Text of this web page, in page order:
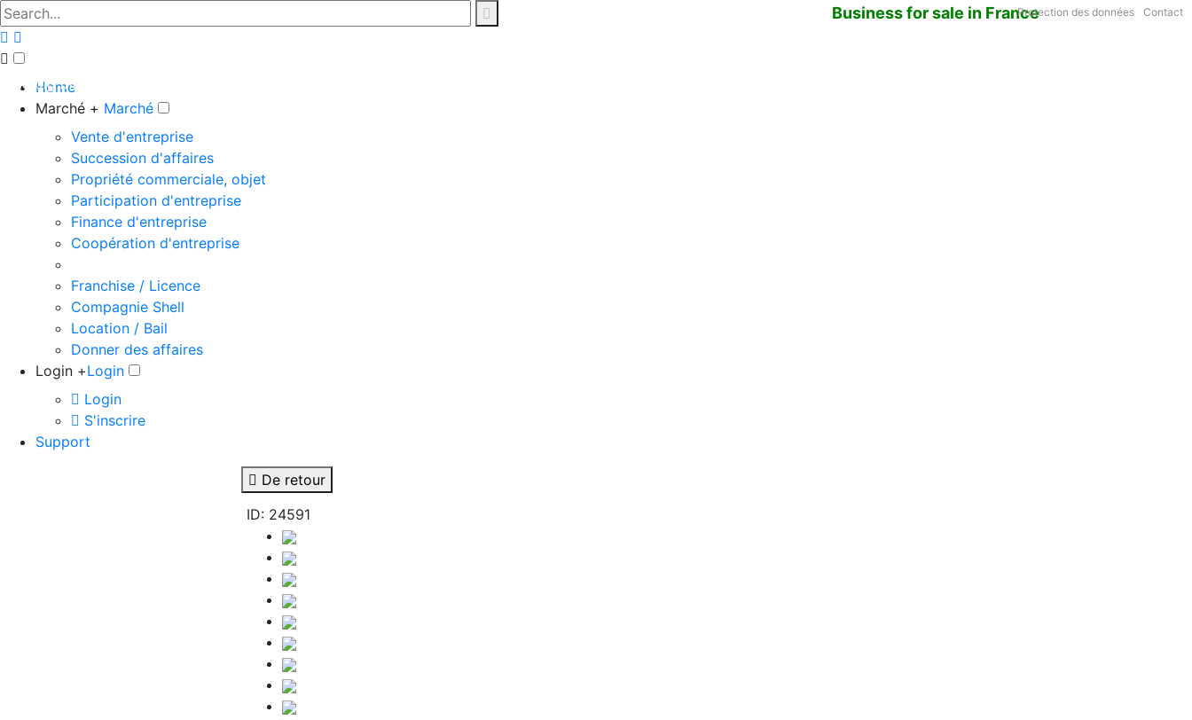
Business for sale in France
The big marketplace for business
Protection des données Contact
Home
Marché + Marché
Vente d'entreprise
Succession d'affaires
Propriété commerciale, objet
Participation d'entreprise
Finance d'entreprise
Coopération d'entreprise
Franchise / Licence
Compagnie Shell
Location / Bail
Donner des affaires
Login +Login
Login
S'inscrire
Support
De retour
ID: 24591